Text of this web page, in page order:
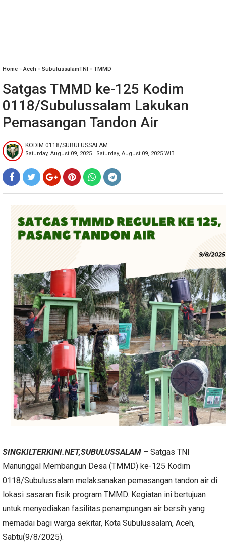
Home »‎Aceh » SubulussalamTNI » TMMD
Satgas TMMD ke-125 Kodim
0118/Subulussalam Lakukan
Pemasangan Tandon Air
KODIM 0118/SUBULUSSALAM
Saturday, August 09, 2025 | Saturday, August 09, 2025 WIB
SINGKILTERKINI.NET,SUBULUSSALAM – Satgas TNI
Manunggal Membangun Desa (TMMD) ke-125 Kodim
0118/Subulussalam melaksanakan pemasangan tandon air di
lokasi sasaran fisik program TMMD. Kegiatan ini bertujuan
untuk menyediakan fasilitas penampungan air bersih yang
memadai bagi warga sekitar, Kota Subulussalam, Aceh,
Sabtu(9/8/2025).